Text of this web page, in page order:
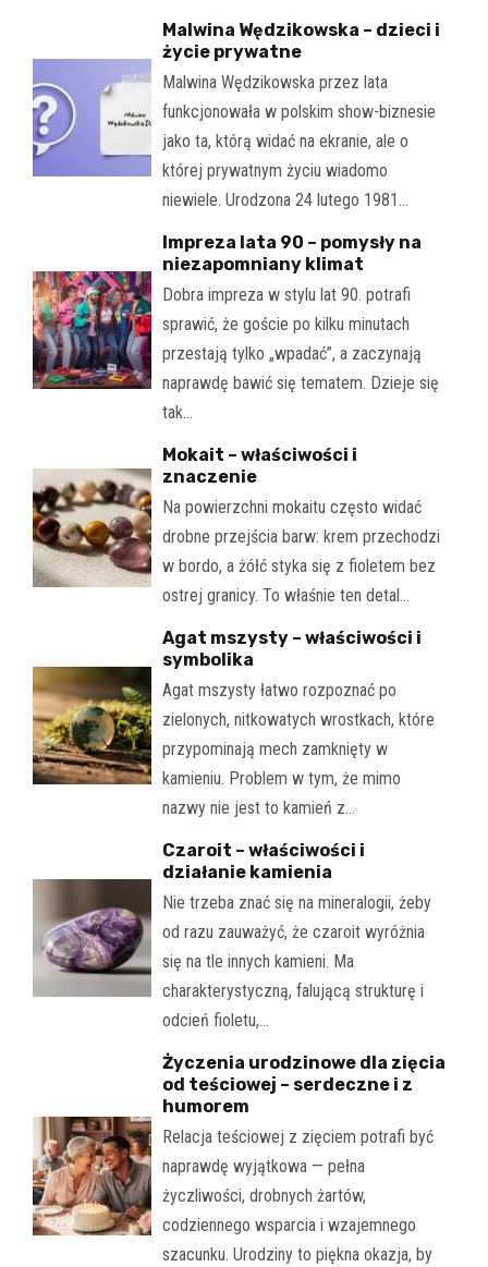
Malwina Wędzikowska – dzieci i
życie prywatne
Malwina Wędzikowska przez lata
funkcjonowała w polskim show-biznesie
jako ta, którą widać na ekranie, ale o
której prywatnym życiu wiadomo
niewiele. Urodzona 24 lutego 1981…
Impreza lata 90 – pomysły na
niezapomniany klimat
Dobra impreza w stylu lat 90. potrafi
sprawić, że goście po kilku minutach
przestają tylko „wpadać”, a zaczynają
naprawdę bawić się tematem. Dzieje się
tak…
Mokait – właściwości i
znaczenie
Na powierzchni mokaitu często widać
drobne przejścia barw: krem przechodzi
w bordo, a żółć styka się z fioletem bez
ostrej granicy. To właśnie ten detal…
Agat mszysty – właściwości i
symbolika
Agat mszysty łatwo rozpoznać po
zielonych, nitkowatych wrostkach, które
przypominają mech zamknięty w
kamieniu. Problem w tym, że mimo
nazwy nie jest to kamień z…
Czaroit – właściwości i
działanie kamienia
Nie trzeba znać się na mineralogii, żeby
od razu zauważyć, że czaroit wyróżnia
się na tle innych kamieni. Ma
charakterystyczną, falującą strukturę i
odcień fioletu,…
Życzenia urodzinowe dla zięcia
od teściowej – serdeczne i z
humorem
Relacja teściowej z zięciem potrafi być
naprawdę wyjątkowa — pełna
życzliwości, drobnych żartów,
codziennego wsparcia i wzajemnego
szacunku. Urodziny to piękna okazja, by